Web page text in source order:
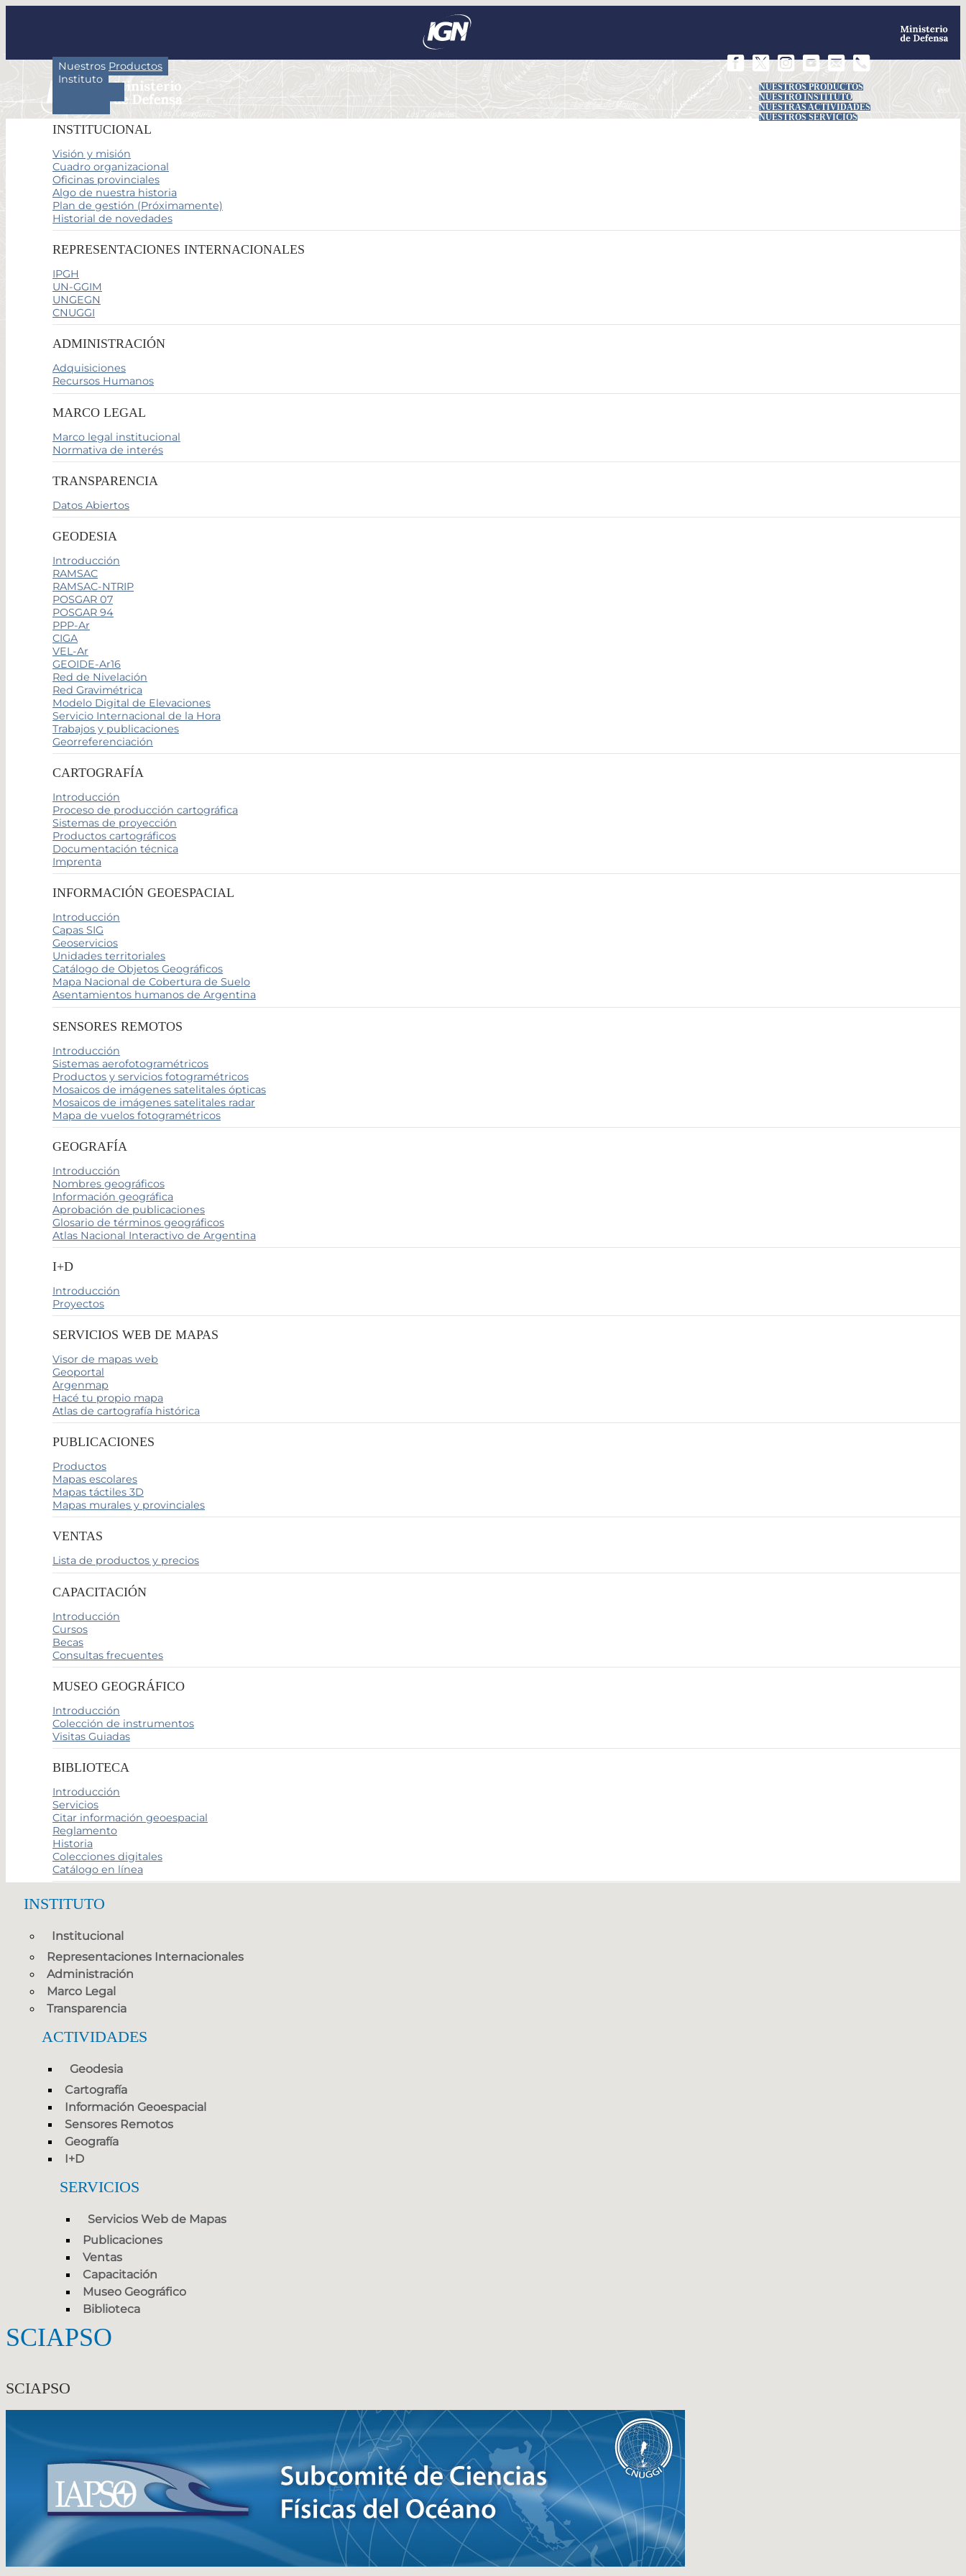
NUESTROS PRODUCTOS
NUESTRO INSTITUTO
NUESTRAS ACTIVIDADES
NUESTROS SERVICIOS
Nuestros Productos
Instituto
INSTITUCIONAL
Visión y misión
Cuadro organizacional
Oficinas provinciales
Algo de nuestra historia
Plan de gestión (Próximamente)
Historial de novedades
REPRESENTACIONES INTERNACIONALES
IPGH
UN-GGIM
UNGEGN
CNUGGI
ADMINISTRACIÓN
Adquisiciones
Recursos Humanos
MARCO LEGAL
Marco legal institucional
Normativa de interés
TRANSPARENCIA
Datos Abiertos
GEODESIA
Introducción
RAMSAC
RAMSAC-NTRIP
POSGAR 07
POSGAR 94
PPP-Ar
CIGA
VEL-Ar
GEOIDE-Ar16
Red de Nivelación
Red Gravimétrica
Modelo Digital de Elevaciones
Servicio Internacional de la Hora
Trabajos y publicaciones
Georreferenciación
CARTOGRAFÍA
Introducción
Proceso de producción cartográfica
Sistemas de proyección
Productos cartográficos
Documentación técnica
Imprenta
INFORMACIÓN GEOESPACIAL
Introducción
Capas SIG
Geoservicios
Unidades territoriales
Catálogo de Objetos Geográficos
Mapa Nacional de Cobertura de Suelo
Asentamientos humanos de Argentina
SENSORES REMOTOS
Introducción
Sistemas aerofotogramétricos
Productos y servicios fotogramétricos
Mosaicos de imágenes satelitales ópticas
Mosaicos de imágenes satelitales radar
Mapa de vuelos fotogramétricos
GEOGRAFÍA
Introducción
Nombres geográficos
Información geográfica
Aprobación de publicaciones
Glosario de términos geográficos
Atlas Nacional Interactivo de Argentina
I+D
Introducción
Proyectos
SERVICIOS WEB DE MAPAS
Visor de mapas web
Geoportal
Argenmap
Hacé tu propio mapa
Atlas de cartografía histórica
PUBLICACIONES
Productos
Mapas escolares
Mapas táctiles 3D
Mapas murales y provinciales
VENTAS
Lista de productos y precios
CAPACITACIÓN
Introducción
Cursos
Becas
Consultas frecuentes
MUSEO GEOGRÁFICO
Introducción
Colección de instrumentos
Visitas Guiadas
BIBLIOTECA
Introducción
Servicios
Citar información geoespacial
Reglamento
Historia
Colecciones digitales
Catálogo en línea
INSTITUTO
Institucional
Representaciones Internacionales
Administración
Marco Legal
Transparencia
ACTIVIDADES
Geodesia
Cartografía
Información Geoespacial
Sensores Remotos
Geografía
I+D
SERVICIOS
Servicios Web de Mapas
Publicaciones
Ventas
Capacitación
Museo Geográfico
Biblioteca
SCIAPSO
SCIAPSO